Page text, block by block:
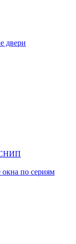
двери
СНИП
окна по сериям